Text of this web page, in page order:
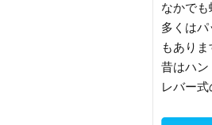
なかでも
多くは
もありま
昔はハン
レバー